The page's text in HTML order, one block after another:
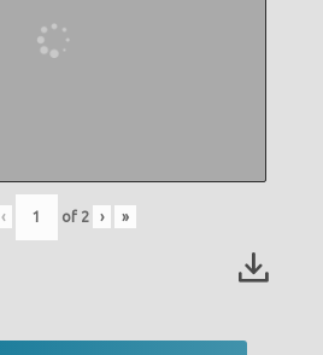
‹ of 2 › »